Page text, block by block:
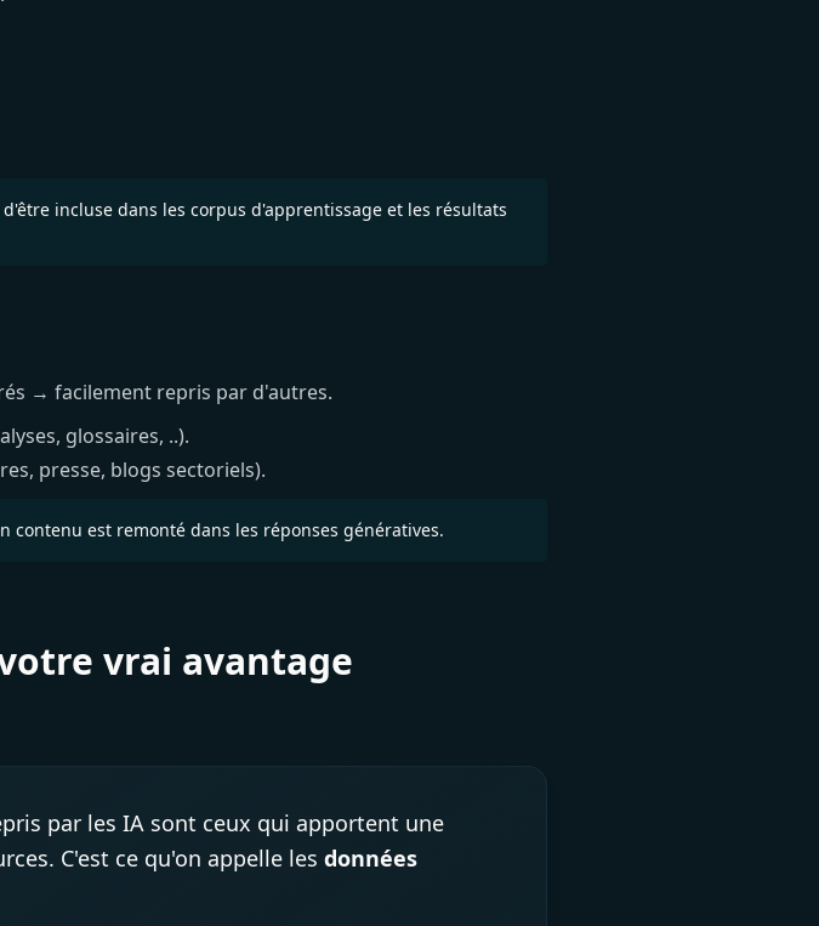
incluse dans les corpus d'apprentissage et les résultats
→ facilement repris par d'autres.
glossaires, ..).
presse, blogs sectoriels).
contenu est remonté dans les réponses génératives.
vrai avantage
par les IA sont ceux qui apportent une
C'est ce qu'on appelle les données